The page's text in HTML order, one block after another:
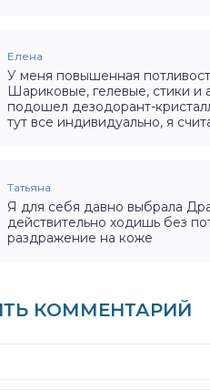
Елена
У меня повышенная
Шариковые, гелевые, стики и
подошел дезодорант-
тут все индивидуально, я
Татьяна
Я для себя давно выбрала
действительно ходишь без
раздражение на коже
КОММЕНТАРИЙ